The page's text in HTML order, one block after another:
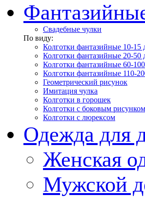
Свадебные чулки
По виду:
Колготки фантазийные 10-15
Колготки фантазийные 20-50
Колготки фантазийные 60-
Колготки фантазийные 110-
Геометрический рисунок
Имитация чулка
Колготки в горошек
Колготки с боковым рисунком
Колготки с люрексом
Одежда для
Женская
Мужской